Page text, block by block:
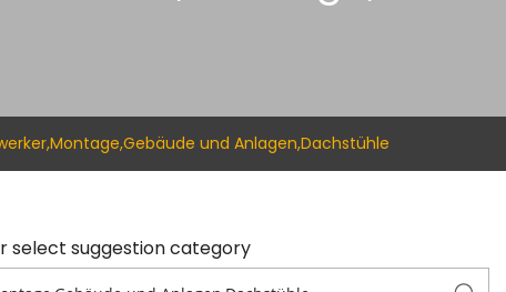
und Anlagen,Dachstühle
select suggestion category